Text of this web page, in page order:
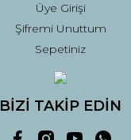
Üye Girişi
Şifremi Unuttum
Sepetiniz
BİZİ TAKİP EDİN